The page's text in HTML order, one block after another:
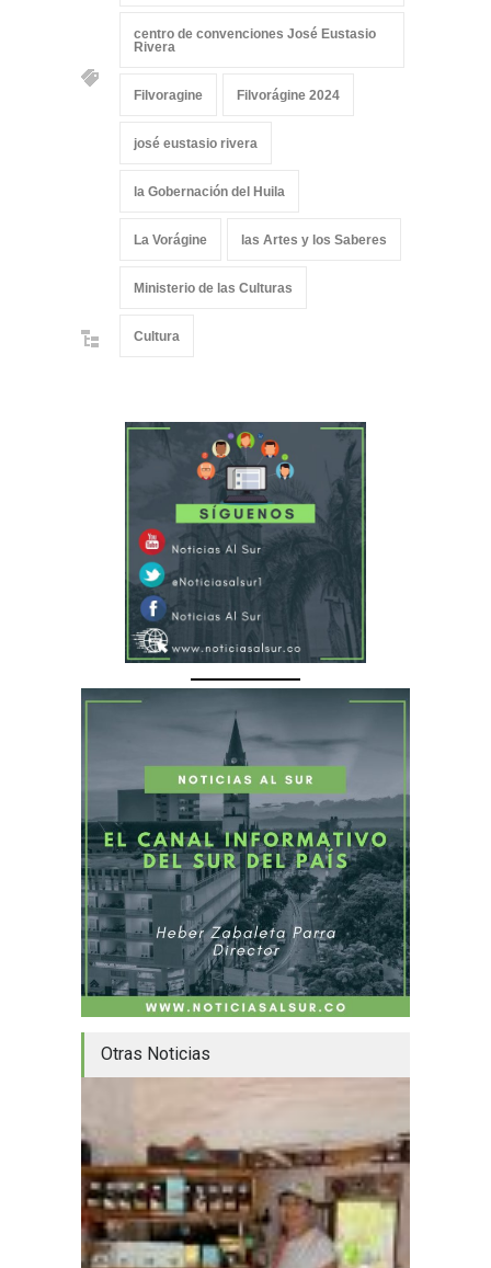
centro de convenciones José Eustasio
Rivera
Filvoragine Filvorágine 2024
josé eustasio rivera
la Gobernación del Huila
La Vorágine las Artes y los Saberes
Ministerio de las Culturas
Cultura
Otras Noticias